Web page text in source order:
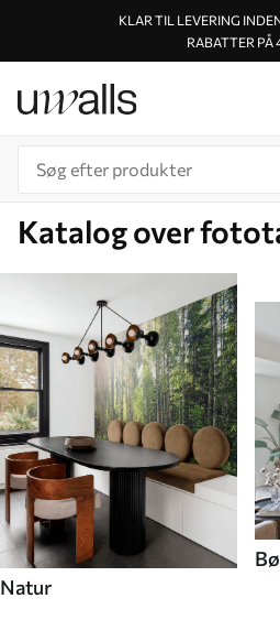
KLAR TIL LEVERING
RABATTER PÅ
Katalog over
Natur